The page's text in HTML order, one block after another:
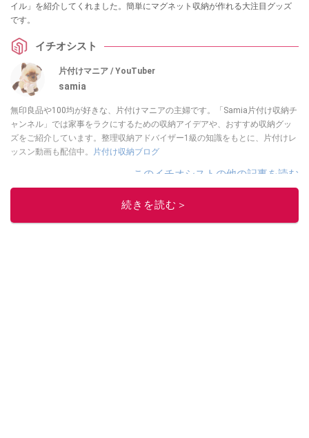
イル」を紹介してくれました。簡単にマグネット収納が作れる大注目グッズ
です。
イチオシスト
片付けマニア / YouTuber
samia
無印良品や100均が好きな、片付けマニアの主婦です。「Samia片付け収納チ
ャンネル」では家事をラクにするための収納アイデアや、おすすめ収納グッ
ズをご紹介しています。整理収納アドバイザー1級の知識をもとに、片付けレ
ッスン動画も配信中。
片付け収納ブログ
このイチオシストの他の記事を読む
続きを読む＞